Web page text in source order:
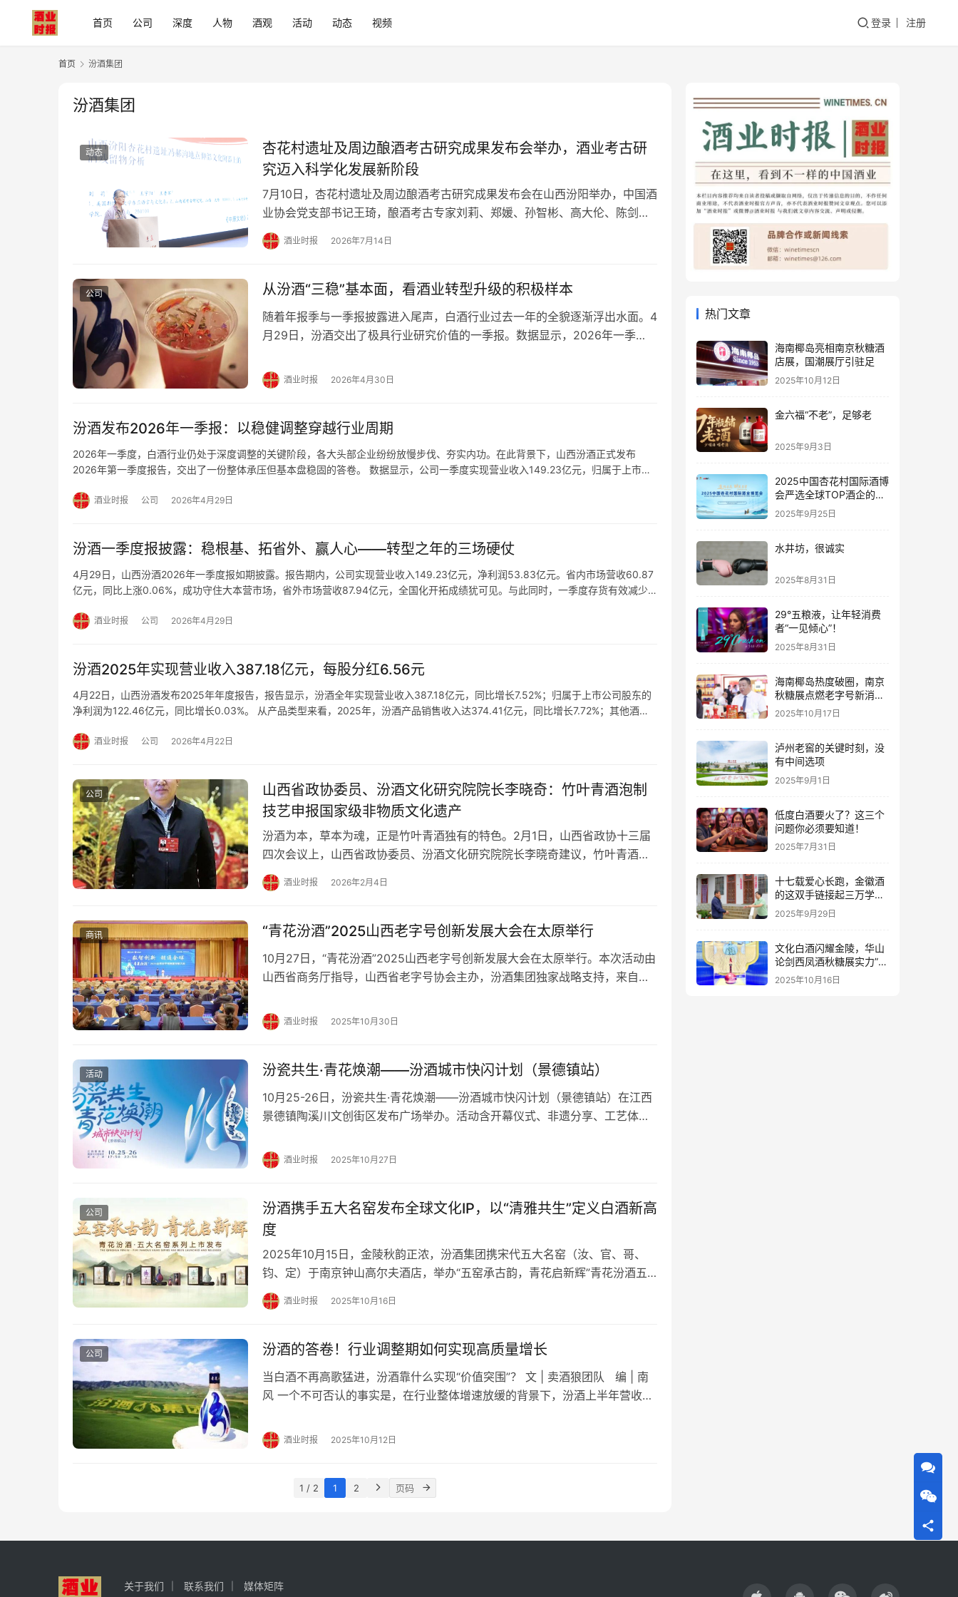
首页 公司 深度 人物 酒观 活动 动态 视频 登录 注册
首页 汾酒集团
汾酒集团
动态
杏花村遗址及周边酿酒考古研究成果发布会举办，酒业考古研
究迈入科学化发展新阶段
7月10日，杏花村遗址及周边酿酒考古研究成果发布会在山西汾阳举办，中国酒
业协会党支部书记王琦，酿酒考古专家刘莉、郑媛、孙智彬、高大伦、陈剑、
田建文、陈超，中国酒业协会文化工作委员会、文化遗产保护工作委员会副秘
书长张志刚出席会议，发布会由中国酒业协会《美酒中国》副总编赖卓主持。
出，杏花村遗址…
酒业时报 2026年7月14日
公司 从汾酒“三稳”基本面，看酒业转型升级的积极样本
随着年报季与一季报披露进入尾声，白酒行业过去一年的全貌逐渐浮出水面。4
月29日，汾酒交出了极具行业研究价值的一季报。数据显示，2026年一季
亿。 此前，汾酒2025年年报显示，报告期实现营收387.18亿元，同比增长
7.52%；净利润122.46亿元，同比增长0.03%。这些数据，…
酒业时报 2026年4月30日
汾酒发布2026年一季报：以稳健调整穿越行业周期
2026年一季度，白酒行业仍处于深度调整的关键阶段，各大头部企业纷纷放慢步伐、夯实内功。在此背景下，山西汾酒正式发布
2026年第一季度报告，交出了一份整体承压但基本盘稳固的答卷。 数据显示，公司一季度实现营业收入149.23亿元，归属于上市公
酒业时报 公司 2026年4月29日
汾酒一季度报披露：稳根基、拓省外、赢人心——转型之年的三场硬仗
4月29日，山西汾酒2026年一季度报如期披露。报告期内，公司实现营业收入149.23亿元，净利润53.83亿元。省内市场营收60.87
亿元，同比上涨0.06%，成功守住大本营市场，省外市场营收87.94亿元，全国化开拓成绩犹可见。与此同时，一季度存货有效减少
酒业时报 公司 2026年4月29日
汾酒2025年实现营业收入387.18亿元，每股分红6.56元
4月22日，山西汾酒发布2025年年度报告，报告显示，汾酒全年实现营业收入387.18亿元，同比增长7.52%；归属于上市公司股东的
净利润为122.46亿元，同比增长0.03%。 从产品类型来看，2025年，汾酒产品销售收入达374.41亿元，同比增长7.72%；其他酒类
酒业时报 公司 2026年4月22日
公司
山西省政协委员、汾酒文化研究院院长李晓奇：竹叶青酒泡制
技艺申报国家级非物质文化遗产
汾酒为本，草本为魂，正是竹叶青酒独有的特色。2月1日，山西省政协十三届
四次会议上，山西省政协委员、汾酒文化研究院院长李晓奇建议，竹叶青酒泡
制技艺申报国家级非物质文化遗产。 竹叶青酒泡制技艺是山西独有的传统手工
技艺，2009年列入省级非物质文化遗产名录。该技艺始于1500年前的南北朝
历代…
酒业时报 2026年2月4日
商讯 “青花汾酒”2025山西老字号创新发展大会在太原举行
10月27日，“青花汾酒”2025山西老字号创新发展大会在太原举行。本次活动由
山西省商务厅指导，山西省老字号协会主办，汾酒集团独家战略支持，来自商
西省中华老字号及三晋老字号企业代表齐聚一堂，共话数字化时代下的老字号
品牌创新发展之路。汾酒集团党委专职副书记、副董事长李振寰及公司相关部
酒业时报 2025年10月30日
活动 汾瓷共生·青花焕潮——汾酒城市快闪计划（景德镇站）
10月25-26日，汾瓷共生·青花焕潮——汾酒城市快闪计划（景德镇站）在江西
景德镇陶溪川文创街区发布广场举办。活动含开幕仪式、非遗分享、工艺体
与互动、集章兑换礼品，是瓷酒文化跨界融合、非遗创新的盛宴，开启汾酒与
瓷艺文化融合新征程。
酒业时报 2025年10月27日
公司
汾酒携手五大名窑发布全球文化IP，以“清雅共生”定义白酒新高
度
2025年10月15日，金陵秋韵正浓，汾酒集团携宋代五大名窑（汝、官、哥、
钧、定）于南京钟山高尔夫酒店，举办“五窑承古韵，青花启新辉”青花汾酒五
大名窑系列全球发布会。这场跨越千年的文明对话，以“泥火淬炼”与“清蒸二次
清”的匠心共鸣，将中国白酒与陶瓷文化推向世界舞台，标志着汾酒“活态文化”
家…
酒业时报 2025年10月16日
公司 汾酒的答卷！行业调整期如何实现高质量增长
当白酒不再高歌猛进，汾酒靠什么实现“价值突围”？ 文 | 卖酒狼团队 编 | 南
风 一个不可否认的事实是，在行业整体增速放缓的背景下，汾酒上半年营收
长，却也不复往日高歌猛进的态势。 近日，山西汾酒举办了2025年半年度业
绩说明会，管理层对投资者关注的库存、业绩增长、新渠…
酒业时报 2025年10月12日
1 / 2 1 2
热门文章
海南椰岛亮相南京秋糖酒
店展，国潮展厅引驻足
2025年10月12日
金六福“不老”，足够老
2025年9月3日
2025中国杏花村国际酒博
会严选全球TOP酒企的底
气何在？
2025年9月25日
水井坊，很诚实
2025年8月31日
29°五粮液，让年轻消费
者“一见倾心”！
2025年8月31日
海南椰岛热度破圈，南京
秋糖展点燃老字号新消费
热潮
2025年10月17日
泸州老窖的关键时刻，没
有中间选项
2025年9月1日
低度白酒要火了？这三个
问题你必须要知道！
2025年7月31日
十七载爱心长跑，金徽酒
的这双手链接起三万学子
的人生路
2025年9月29日
文化白酒闪耀金陵，华山
论剑西凤酒秋糖展实力”出
圈”
2025年10月16日
关于我们 联系我们 媒体矩阵